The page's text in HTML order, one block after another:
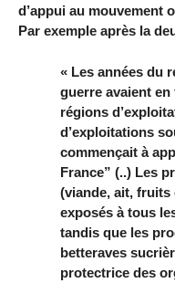
d’appui au mouvement
Par exemple après la
« Les années du
guerre avaient
régions
d’exploitations
commençait à
France” (..) Les
(viande, ait, fruits
exposés à tous
tandis que les
betteraves
protectrice des